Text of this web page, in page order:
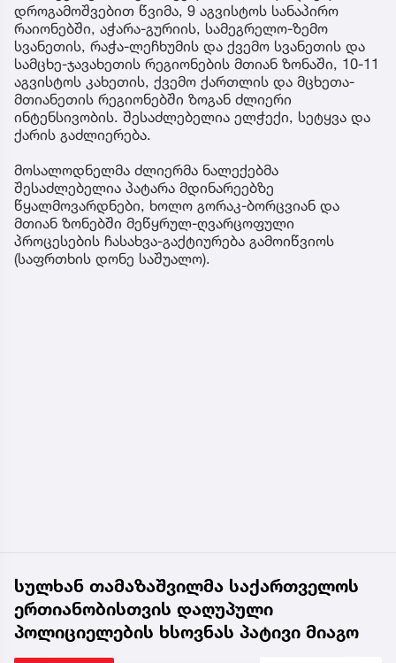
დროგამოშვებით წვიმა, 9 აგვისტოს სანაპირო
რაიონებში, აჭარა-გურიის, სამეგრელო-ზემო
სვანეთის, რაჭა-ლეჩხუმის და ქვემო სვანეთის და
სამცხე-ჯავახეთის რეგიონების მთიან ზონაში, 10-11
აგვისტოს კახეთის, ქვემო ქართლის და მცხეთა-
მთიანეთის რეგიონებში ზოგან ძლიერი
ინტენსივობის. შესაძლებელია ელჭექი, სეტყვა და
ქარის გაძლიერება.
მოსალოდნელმა ძლიერმა ნალექებმა
შესაძლებელია პატარა მდინარეებზე
წყალმოვარდნები, ხოლო გორაკ-ბორცვიან და
მთიან ზონებში მეწყრულ-ღვარცოფული
პროცესების ჩასახვა-გაქტიურება გამოიწვიოს
(საფრთხის დონე საშუალო).
სულხან თამაზაშვილმა საქართველოს
ერთიანობისთვის დაღუპული
პოლიციელების ხსოვნას პატივი მიაგო